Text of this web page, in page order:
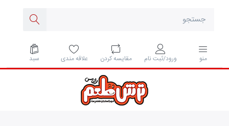
منو ورود/ثبت نام مقايسه كردن علاقه مندی سبد